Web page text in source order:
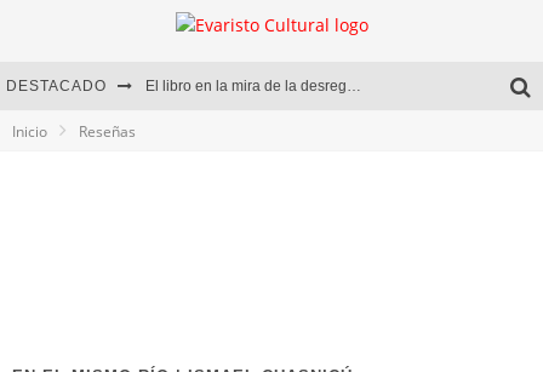
DESTACADO El libro en la mira de la desregulación
Inicio Reseñas